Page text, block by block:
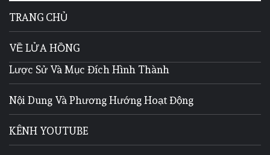
TRANG CHỦ
VỀ LỬA HỒNG
Lược Sử Và Mục Đích Hình Thành
Nội Dung Và Phương Hướng Hoạt Động
KÊNH YOUTUBE